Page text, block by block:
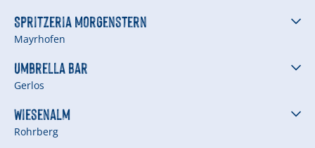
Spritzeria Morgenstern
Mayrhofen
Umbrella Bar
Gerlos
Wiesenalm
Rohrberg